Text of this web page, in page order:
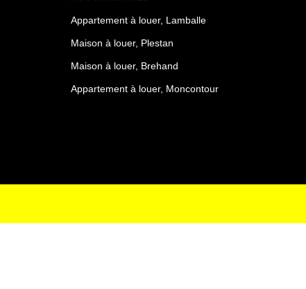
Appartement à louer, Lamballe
Maison à louer, Plestan
Maison à louer, Brehand
Appartement à louer, Moncontour